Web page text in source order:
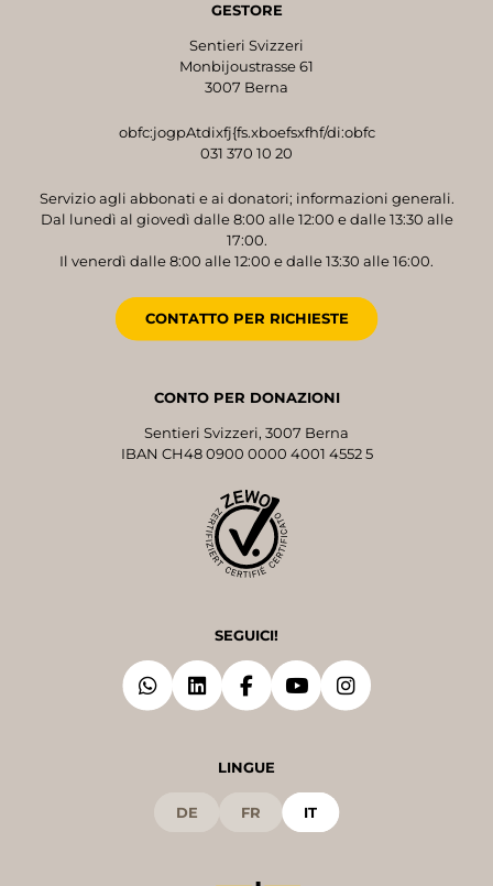
GESTORE
Sentieri Svizzeri
Monbijoustrasse 61
3007 Berna
obfc:jogpAtdixfj{fs.xboefsxfhf/di:obfc
031 370 10 20
Servizio agli abbonati e ai donatori; informazioni generali.
Dal lunedì al giovedì dalle 8:00 alle 12:00 e dalle 13:30 alle
17:00.
Il venerdì dalle 8:00 alle 12:00 e dalle 13:30 alle 16:00.
CONTATTO PER RICHIESTE
CONTO PER DONAZIONI
Sentieri Svizzeri, 3007 Berna
IBAN CH48 0900 0000 4001 4552 5
SEGUICI!
LINGUE
DE FR IT